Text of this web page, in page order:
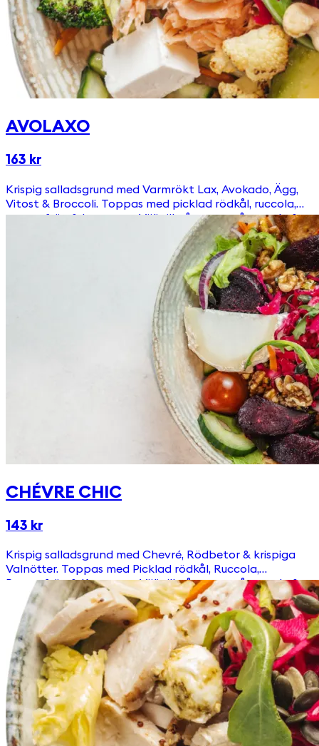
AVOLAXO
163 kr
Krispig salladsgrund med Varmrökt Lax, Avokado, Ägg,
Vitost & Broccoli. Toppas med picklad rödkål, ruccola,
pumpafrön & krutonger Välj till någon av våra goda &
CHÉVRE CHIC
143 kr
Krispig salladsgrund med Chevré, Rödbetor & krispiga
Valnötter. Toppas med Picklad rödkål, Ruccola,
Pumpafrön & Krutonger Välj till någon av våra goda &
egengjorda dressingar!